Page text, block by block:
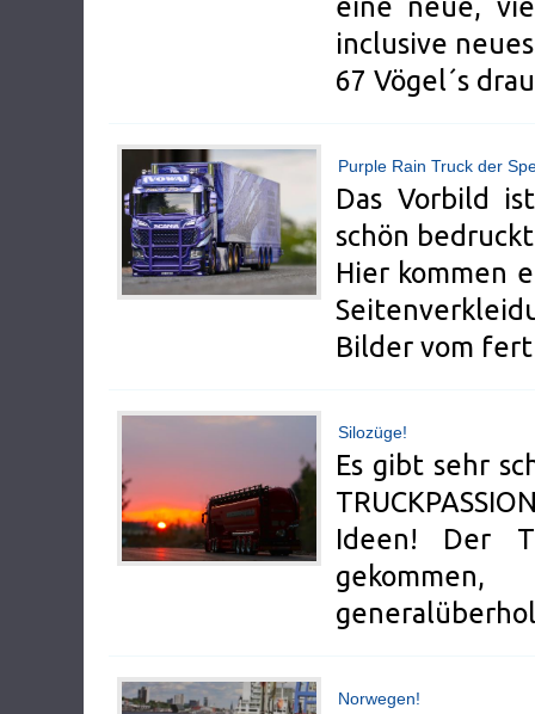
inclusive
67 Vögel´s
Purple Rain Truck der
Das Vorbild
schön
Hier kommen
Bilder vom
Silozüge!
Es gibt sehr
Ideen! Der
Norwegen!